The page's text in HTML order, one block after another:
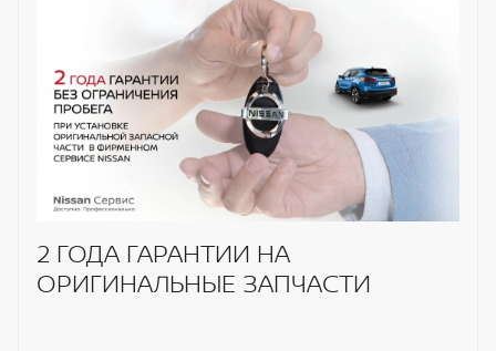
2 ГОДА ГАРАНТИИ НА
ОРИГИНАЛЬНЫЕ ЗАПЧАСТИ